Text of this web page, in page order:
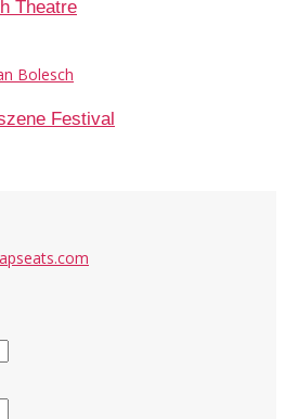
Theatre
Festival